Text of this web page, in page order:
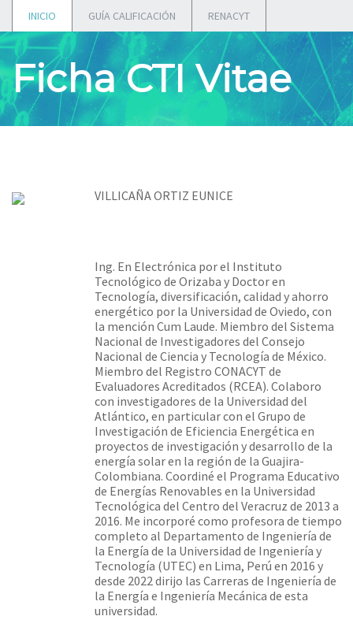
INICIO GUÍA CALIFICACIÓN RENACYT
Ficha CTI Vitae
VILLICAÑA ORTIZ EUNICE
Ing. En Electrónica por el Instituto
Tecnológico de Orizaba y Doctor en
Tecnología, diversificación, calidad y ahorro
energético por la Universidad de Oviedo, con
la mención Cum Laude. Miembro del Sistema
Nacional de Investigadores del Consejo
Nacional de Ciencia y Tecnología de México.
Miembro del Registro CONACYT de
Evaluadores Acreditados (RCEA). Colaboro
con investigadores de la Universidad del
Atlántico, en particular con el Grupo de
Investigación de Eficiencia Energética en
proyectos de investigación y desarrollo de la
energía solar en la región de la Guajira-
Colombiana. Coordiné el Programa Educativo
de Energías Renovables en la Universidad
Tecnológica del Centro del Veracruz de 2013 a
2016. Me incorporé como profesora de tiempo
completo al Departamento de Ingeniería de
la Energía de la Universidad de Ingeniería y
Tecnología (UTEC) en Lima, Perú en 2016 y
desde 2022 dirijo las Carreras de Ingeniería de
la Energía e Ingeniería Mecánica de esta
universidad.